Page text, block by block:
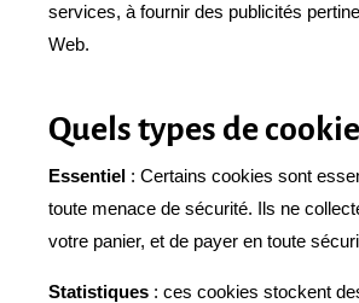
services, à fournir des publicités
Web.
Quels types de
Essentiel : Certains cookies sont
toute menace de sécurité. Ils ne
votre panier, et de payer en toute
Statistiques : ces cookies stockent